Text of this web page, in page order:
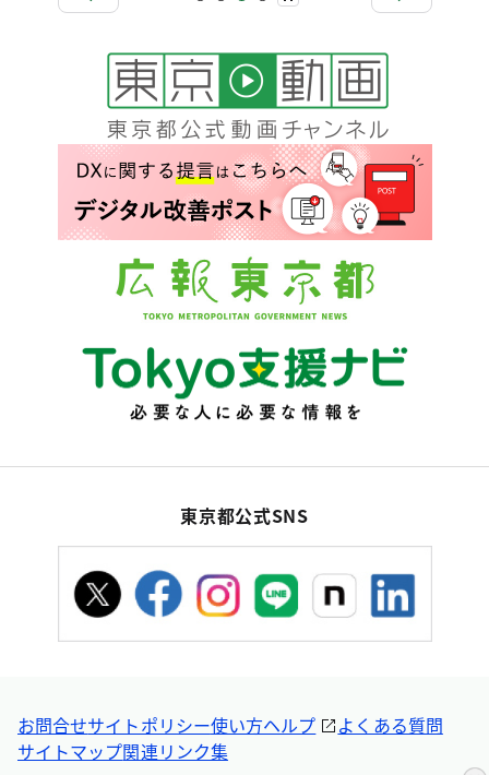
東京都公式SNS
お問合せサイトポリシー使い方ヘルプ
よくある質問
サイトマップ関連リンク集